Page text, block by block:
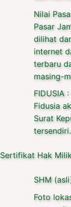
Nilai
Pasar
dilihat
internet
terbaru
masing-
FIDUSIA
Fidusia
Surat
tersendiri.
Sertifikat Hak
SHM
Foto